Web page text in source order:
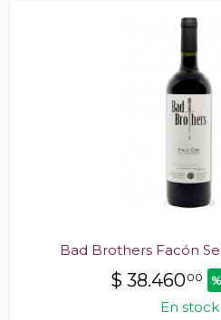
Bad Brothers Facón
$ 38.46000
En stock